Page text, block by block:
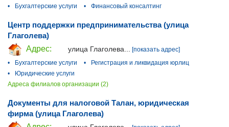
•
Бухгалтерские услуги • Финансовый консалтинг
Центр поддержки предпринимательства (улица
Глаголева)
Адрес:
улица Глаголева... [показать адрес]
•
Бухгалтерские услуги •
Регистрация и ликвидация юрлиц
•
Юридические услуги
Адреса филиалов организации (2)
Документы для налоговой Талан, юридическая
фирма (улица Глаголева)